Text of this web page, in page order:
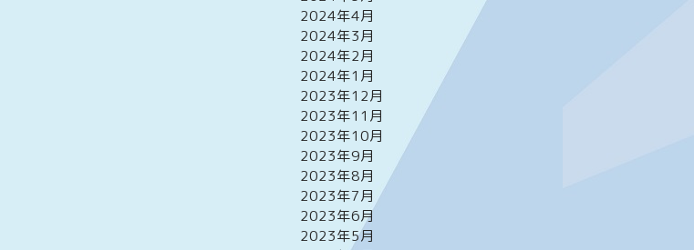
2024年4月
2024年3月
2024年2月
2024年1月
2023年12月
2023年11月
2023年10月
2023年9月
2023年8月
2023年7月
2023年6月
2023年5月